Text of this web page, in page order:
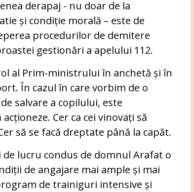
derapaj - nu doar de la
și condiție morală – este de
procedurilor de demitere
gestionări a apelului 112.
al Prim-ministrului în anchetă și în
În cazul în care vorbim de o
salvare a copilului, este
Cer ca cei vinovați să
să se facă dreptate până la capăt.
lucru condus de domnul Arafat o
de angajare mai ample și mai
de trainiguri intensive și